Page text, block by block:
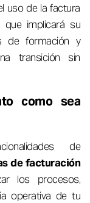
uso de la factura
implicará su
de formación y
transición sin
como sea
de
de facturación
los procesos,
operativa de tu